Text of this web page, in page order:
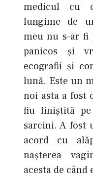
medicul cu
lungime de
meu nu s-ar fi
panicos şi
ecografii şi
lună. Este un
noi asta a fost
fiu liniştită
sarcini. A fost
acord cu
naşterea
acesta de când